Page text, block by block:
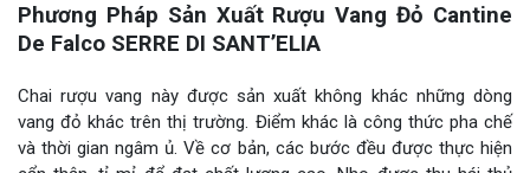
Phương Pháp Sản Xuất Rượu Vang Đỏ Cantine
De Falco SERRE DI SANT’ELIA
Chai rượu vang này được sản xuất không khác những dòng
vang đỏ khác trên thị trường. Điểm khác là công thức pha chế
và thời gian ngâm ủ. Về cơ bản, các bước đều được thực hiện